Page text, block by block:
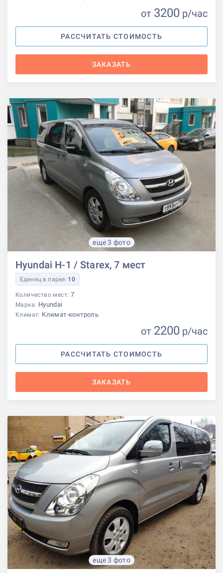
от 3200 р/час
РАССЧИТАТЬ СТОИМОСТЬ
ЗАКАЗАТЬ
еще 3 фото
Hyundai H-1 / Starex, 7 мест
Единиц в парке: 10
Количество мест: 7
Марка: Hyundai
Климат: Климат-контроль
от 2200 р/час
РАССЧИТАТЬ СТОИМОСТЬ
ЗАКАЗАТЬ
еще 3 фото